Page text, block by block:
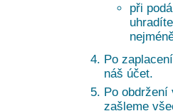
při
Po
náš účet.
Po obdržení
zašleme